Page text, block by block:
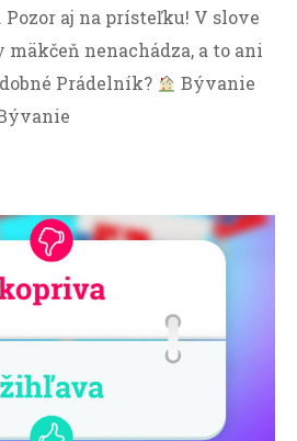
aj na prísteľku! V slove
nenachádza, a to ani
Prádelník?
Bývanie